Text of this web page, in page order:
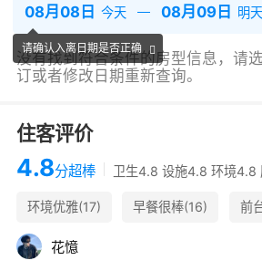
08月08日 今天 08月09日 明天
请确认入离日期是否正确
没有找到符合条件的房型信息，请
订或者修改日期重新查询。
住客评价
4.8分超棒 卫生4.8 设施4.8 环境4.8
环境优雅(17) 早餐很棒(16)
前
适合出差(14)
花憶